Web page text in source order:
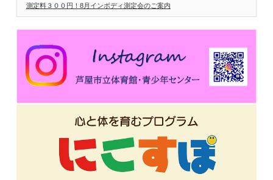
測定料３００円！8月インボディ測定会のご案内